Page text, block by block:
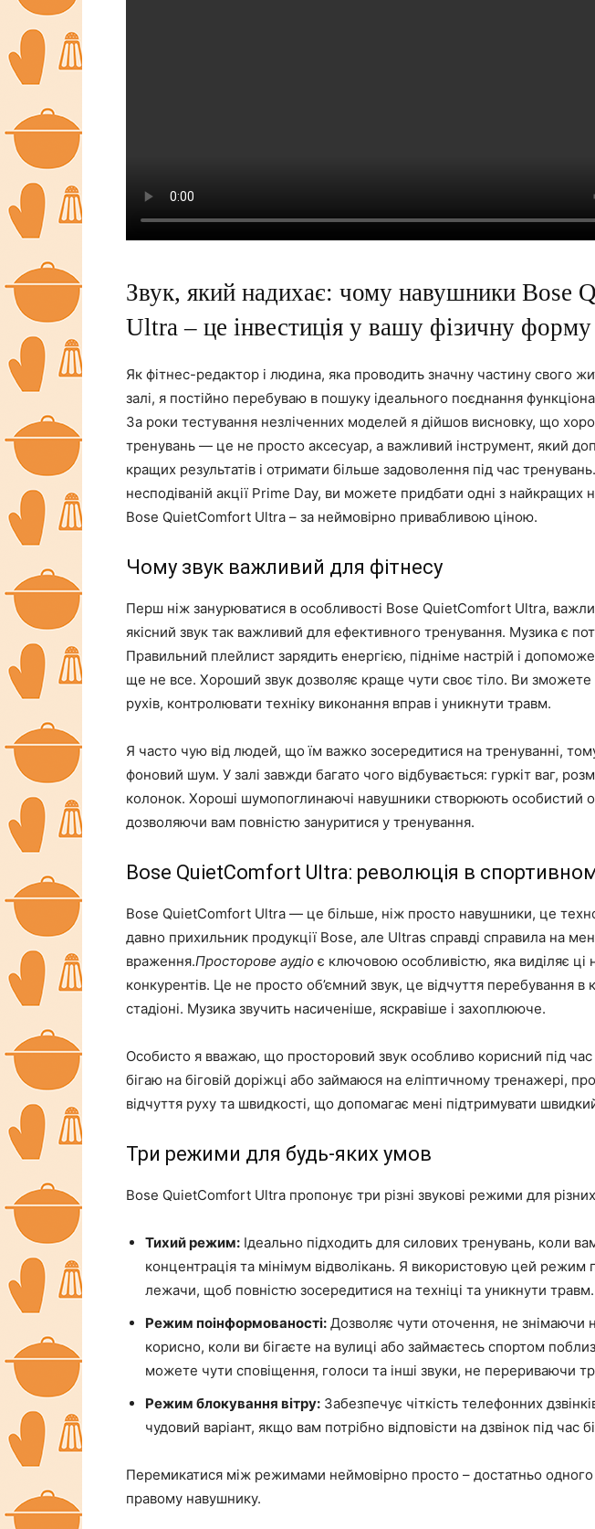
Звук, який надихає: чому навушники Bose
Ultra – це інвестиція у вашу фізичну форму
Як фітнес-редактор і людина, яка проводить значну частину свого
залі, я постійно перебуваю в пошуку ідеального поєднання
За роки тестування незліченних моделей я дійшов висновку, що
тренувань — це не просто аксесуар, а важливий інструмент, який
кращих результатів і отримати більше задоволення під час
несподіваній акції Prime Day, ви можете придбати одні з найкращих
Bose QuietComfort Ultra – за неймовірно привабливою ціною.
Чому звук важливий для фітнесу
Перш ніж занурюватися в особливості Bose QuietComfort Ultra,
якісний звук так важливий для ефективного тренування. Музика є
Правильний плейлист зарядить енергією, підніме настрій і
ще не все. Хороший звук дозволяє краще чути своє тіло. Ви зможете
рухів, контролювати техніку виконання вправ і уникнути травм.
Я часто чую від людей, що їм важко зосередитися на тренуванні,
фоновий шум. У залі завжди багато чого відбувається: гуркіт ваг,
колонок. Хороші шумопоглинаючі навушники створюють особистий
дозволяючи вам повністю зануритися у тренування.
Bose QuietComfort Ultra: революція в
Bose QuietComfort Ultra — це більше, ніж просто навушники, це
давно прихильник продукції Bose, але Ultras справді справила на
враження.Просторове аудіо є ключовою особливістю, яка виділяє
конкурентів. Це не просто об’ємний звук, це відчуття перебування в
стадіоні. Музика звучить насиченіше, яскравіше і захоплююче.
Особисто я вважаю, що просторовий звук особливо корисний під час
бігаю на біговій доріжці або займаюся на еліптичному тренажері,
відчуття руху та швидкості, що допомагає мені підтримувати
Три режими для будь-яких умов
Bose QuietComfort Ultra пропонує три різні звукові режими для
Тихий режим: Ідеально підходить для силових тренувань, коли
концентрація та мінімум відволікань. Я використовую цей режим
лежачи, щоб повністю зосередитися на техніці та уникнути травм.
Режим поінформованості: Дозволяє чути оточення, не знімаючи
корисно, коли ви бігаєте на вулиці або займаєтесь спортом
можете чути сповіщення, голоси та інші звуки, не перериваючи
Режим блокування вітру: Забезпечує чіткість телефонних
чудовий варіант, якщо вам потрібно відповісти на дзвінок під час
Перемикатися між режимами неймовірно просто – достатньо
правому навушнику.